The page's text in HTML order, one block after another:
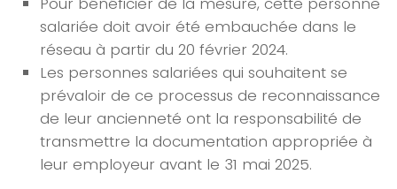
salariée doit avoir été embauchée dans le
réseau à partir du 20 février 2024.
Les personnes salariées qui souhaitent se
prévaloir de ce processus de reconnaissance
de leur ancienneté ont la responsabilité de
transmettre la documentation appropriée à
leur employeur avant le 31 mai 2025.